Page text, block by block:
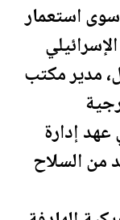
استعمار
مدير مكتب
عهد إدارة
من السلاح